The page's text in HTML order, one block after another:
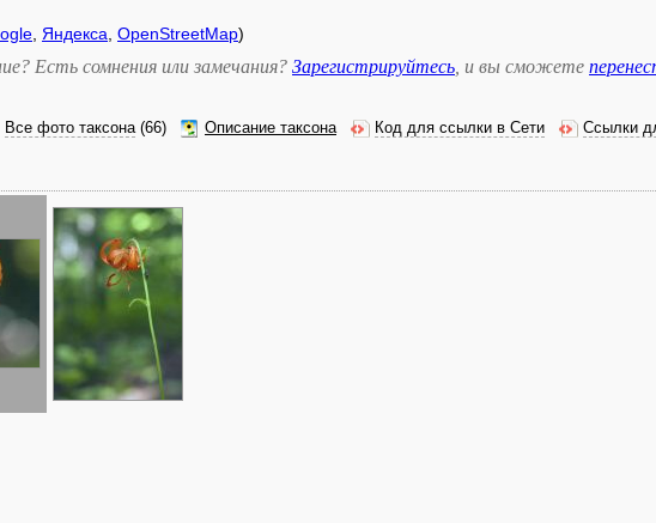
Яндекса OpenStreetMap)
Есть сомнения или замечания? Зарегистрируйтесь , и вы сможете
Все фото таксона(66) Описание таксона Код для ссылки в Сети Ссылки